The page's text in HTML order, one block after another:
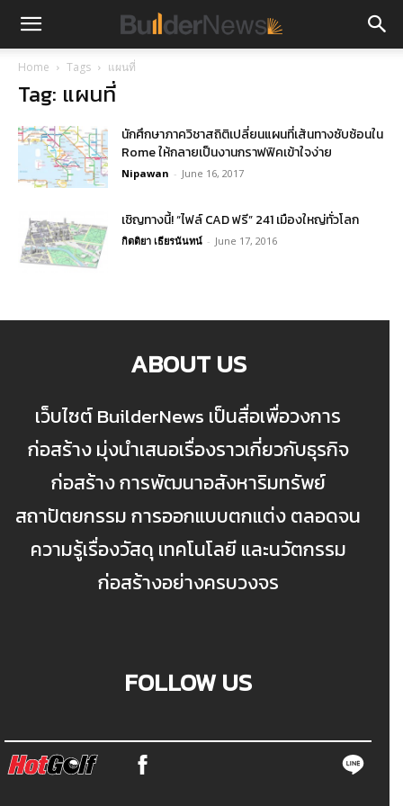
Home Tags แผนที่
Tag: แผนที่
นักศึกษาภาควิชาสถิติเปลี่ยนแผนที่เส้นทางซับซ้อนใน
Rome ให้กลายเป็นงานกราฟฟิคเข้าใจง่าย
Nipawan - June 16, 2017
เชิญทางนี้! “ไฟล์ CAD ฟรี” 241 เมืองใหญ่ทั่วโลก
กิตติยา เธียรนันทน์ - June 17, 2016
ABOUT US
เว็บไซต์ BuilderNews เป็นสื่อเพื่อวงการ
ก่อสร้าง มุ่งนำเสนอเรื่องราวเกี่ยวกับธุรกิจ
ก่อสร้าง การพัฒนาอสังหาริมทรัพย์
สถาปัตยกรรม การออกแบบตกแต่ง ตลอดจน
ความรู้เรื่องวัสดุ เทคโนโลยี และนวัตกรรม
ก่อสร้างอย่างครบวงจร
FOLLOW US